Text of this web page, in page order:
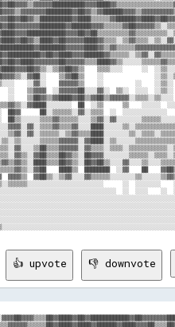
👍 upvote 👎 downvote
░░░░░░░░░░░░▒▒░░  ░░░░  
░░▓▓▓▓▓▓▒▒████▓▓▓▓██▒▒▒▒▒▒▓▓▓▓▓▓▒▒▓▓▓▓▓▓▒▒▓▓▒▒▒▒▒▒▓▓▓▓██▓▓▓▓░░▒▒░░░░░░▒▒▒▒▓▓██▒▒██▓▓▓▓▓▓▓▓▓▓▒▒▓▓▓▓▒▒▓▓██░░░░  ░░░░░░░░░░░░░░░░  ░░░░▒▒
▒▒▓▓▓▓▓▓▓▓████▓▓██▓▓▓▓▓▓▓▓▓▓▓▓▓▓▒▒▒▒▓▓▓▓▓▓▓▓▒▒▒▒▓▓▓▓▓▓██▓▓▓▓░░▒▒▒▒░░░░░░▒▒▓▓██▒▒██▓▓▓▓▓▓▓▓▓▓▒▒▓▓▓▓▓▓▓▓██▒▒░░  ░░░░░░░░░░░░▒▒░░░░░░░░▒▒
▒▒▓▓▓▓▒▒████▓▓██▓▓▓▓▓▓▓▓▓▓▓▓██░░▓▓▓▓▒▒▒▒▓▓▒▒▓▓▒▒▓▓▒▒▓▓▓▓▒▒▓▓▒▒░░▒▒▒▒░░░░▒▒▓▓▓▓▓▓▓▓▒▒▓▓▓▓▒▒▓▓██▒▒▓▓▒▒▒▒▓▓▓▓░░  ▒▒    ░░░░░░░░░░░░░░░░  
▒▒▓▓▓▓▒▒▓▓██▓▓▓▓██▓▓██▒▒▓▓██▓▓▒▒▓▓▓▓▒▒▒▒▒▒▓▓▓▓▒▒▓▓▓▓▒▒▓▓▒▒▒▒░░░░▒▒░░▒▒▒▒░░▓▓▓▓▓▓▓▓▓▓▒▒▓▓▓▓▓▓▒▒▒▒▓▓▓▓▓▓▓▓▓▓▒▒▒▒░░    ░░░░░░░░░░░░▒▒░░▒▒
▒▒▓▓▓▓▒▒▓▓██▓▓████▓▓▓▓▓▓▓▓██▓▓▒▒▓▓▓▓▒▒▓▓▒▒▓▓▓▓▓▓▓▓▓▓▓▓▒▒▒▒░░░░░░░░░░░░▒▒░░▓▓▓▓▓▓▓▓▓▓▒▒▓▓▒▒▒▒▒▒▒▒▓▓▓▓▓▓▒▒▓▓▒▒▒▒░░  ░░░░░░░░      ▒▒░░▒▒
▒▒██▓▓██████▓▓██▓▓▒▒▓▓▓▓▓▓██▓▓▓▓██▓▓▓▓▒▒▓▓▓▓▒▒▓▓▒▒▓▓▓▓▒▒▒▒░░░░░░░░░░░░░░▒▒▒▒▓▓▓▓▒▒▒▒▓▓▓▓▓▓▓▓▓▓▓▓▓▓▓▓▒▒▒▒▓▓▓▓░░▒▒░░  ▒▒▒▒░░░░▒▒  ░░░░░░
▓▓▓▓▓▓██▓▓██▓▓▓▓██▓▓▓▓▓▓▓▓▓▓▓▓██▓▓▒▒▓▓▓▓▓▓▓▓▒▒██▓▓▓▓▓▓▒▒▒▒▒▒░░░░▒▒░░░░░░░░▒▒██▒▒▒▒▒▒▓▓▓▓▓▓▒▒▓▓▓▓▓▓▒▒▓▓▒▒▓▓▓▓▒▒░░░░  ░░░░░░░░░░  ░░░░░░
▓▓▓▓▓▓██▓▓██▓▓▓▓██▓▓▓▓▓▓▓▓▓▓████▒▒▓▓▓▓██▓▓▓▓▓▓██▓▓▓▓▒▒▓▓░░▒▒░░▒▒▒▒▒▒▓▓▒▒▒▒▓▓██▒▒▓▓▒▒▓▓▓▓▓▓▓▓▓▓▓▓▓▓▒▒▓▓▓▓▒▒▓▓▒▒░░▒▒  ░░▒▒░░░░░░  ░░░░▒▒
████▓▓▓▓██▓▓▓▓▓▓▓▓▓▓████▓▓████▓▓▒▒██████▓▓▓▓▓▓▓▓▓▓▓▓▒▒▒▒▒▒▒▒▓▓▓▓▓▓▓▓▓▓▒▒▓▓▓▓██▓▓▓▓▓▓▓▓▓▓▓▓▓▓▓▓▓▓▓▓▓▓▒▒▒▒▓▓▒▒▓▓░░░░░░░░░░░░░░░░░░░░░░░░
██▓▓██▓▓▓▓██▓▓▓▓▓▓██▓▓██▓▓████▒▒▓▓██████▓▓▓▓██▓▓██▒▒▓▓▒▒▓▓▓▓▓▓██▒▒▒▒░░▒▒░░▒▒██▓▓▓▓▓▓▓▓▓▓▓▓▓▓▒▒▓▓▓▓▒▒▒▒▒▒▒▒▓▓▓▓░░░░  ░░░░  ░░░░░░▒▒░░░░
▓▓▓▓▓▓▓▓▓▓██▓▓▓▓▓▓▓▓██▓▓▓▓▓▓▓▓▒▒██▓▓██▓▓▓▓██▓▓▓▓██▒▒▒▒▒▒▒▒▓▓▒▒▒▒▒▒▒▒▒▒▒▒▒▒▒▒▓▓▓▓▓▓██▓▓▓▓▓▓▓▓▒▒▓▓▓▓▒▒▓▓▓▓▒▒▓▓▓▓░░░░  ░░░░  ░░░░░░▒▒░░  
▓▓██▓▓██▓▓████▓▓▓▓▓▓██▓▓▓▓██▓▓▓▓██████▓▓▓▓██▓▓██▓▓▓▓▒▒▒▒▒▒▒▒▒▒▓▓▓▓▓▓▓▓▓▓▓▓▓▓██▓▓▓▓██▓▓▓▓▓▓▓▓▒▒▓▓▓▓▒▒▓▓▒▒▒▒▓▓▓▓▒▒░░░░░░░░░░▒▒░░░░░░░░░░
▓▓▓▓▓▓████▓▓██▓▓▓▓▓▓▓▓██████▓▓▓▓████▓▓▓▓▓▓▓▓████▒▒▒▒▒▒▒▒▒▒▓▓▓▓██████████▓▓████▓▓▓▓▓▓▓▓▓▓▒▒▓▓▓▓▓▓▓▓▓▓▒▒▓▓▒▒▓▓▓▓▒▒░░  ░░░░  ▒▒░░░░░░░░  
▓▓▓▓████▓▓▓▓██▓▓▓▓██▓▓██▓▓██▓▓████▓▓██▓▓▓▓▒▒██▓▓▒▒▒▒░░▒▒▒▒▓▓▓▓▓▓▓▓▓▓██▒▒▓▓██▓▓▓▓▓▓▓▓▓▓▓▓▓▓▓▓▓▓▓▓▓▓▓▓▒▒▓▓░░▓▓▓▓▒▒░░  ░░░░░░░░░░░░▒▒░░▒▒
▓▓▓▓██▓▓▓▓██████▓▓▓▓██████▓▓▓▓████▓▓██▓▓▓▓████▒▒▒▒░░▒▒▒▒▒▒▓▓▒▒▒▒▓▓▓▓▓▓▓▓▓▓▓▓▓▓▓▓▒▒▓▓▓▓▓▓▓▓▓▓▓▓▓▓▓▓▓▓▓▓▓▓▓▓▓▓▓▓▓▓  ░░░░▒▒░░░░░░░░░░▒▒▒▒
▓▓▓▓▓▓██▓▓████▓▓▓▓▓▓████▓▓██▓▓██████▓▓██▓▓▓▓██▒▒░░░░▒▒▒▒░░▒▒▒▒▒▒▓▓▓▓▓▓▒▒▒▒▒▒▒▒▒▒▒▒▒▒▓▓▓▓▓▓▓▓▒▒▓▓▓▓▒▒▒▒▓▓▒▒▒▒▓▓▒▒░░░░▒▒░░  ▒▒░░  ░░░░  
▓▓▓▓▓▓██▓▓████▓▓▓▓▓▓██▓▓████▓▓██████▓▓████▓▓▓▓░░░░░░▒▒░░░░▒▒░░▒▒▒▒▒▒▒▒░░░░▒▒▒▒░░▒▒▒▒▒▒▓▓▓▓▓▓▒▒▓▓▓▓▒▒▓▓▓▓▒▒▒▒▓▓▓▓▒▒░░░░░░░░▒▒░░  ░░░░░░
▓▓▓▓████▓▓████▓▓██▓▓▓▓▓▓████▓▓██████████▓▓▓▓▓▓▒▒░░░░░░░░░░▒▒░░▒▒▒▒░░▒▒░░░░▒▒▒▒░░░░▒▒▒▒▓▓████▓▓▓▓▓▓▒▒▓▓▓▓▒▒▓▓▒▒▓▓▒▒░░░░░░░░░░░░  ░░░░░░
▓▓██████▓▓████▓▓▓▓▓▓████▓▓██▓▓▒▒▓▓▓▓▒▒▓▓▓▓▓▓▒▒▒▒░░░░▒▒▒▒░░░░░░░░░░░░░░░░▒▒▒▒░░▒▒░░░░▒▒▒▒▓▓▓▓▓▓▒▒▓▓▓▓▓▓▒▒▓▓▒▒▒▒▓▓▒▒  ░░░░  ░░░░░░░░▒▒░░
▓▓▓▓████▓▓████▓▓▓▓▓▓██▓▓▓▓██▓▓▓▓▓▓▒▒▒▒▓▓▒▒▒▒▒▒▒▒░░░░░░▒▒░░▒▒░░░░░░░░░░░░░░▒▒░░░░░░▒▒▒▒▒▒▓▓▓▓▓▓▒▒▓▓▒▒▓▓▒▒▒▒▒▒▒▒▒▒▒▒  ░░░░  ░░░░░░░░░░░░
▓▓▓▓████▓▓████████▓▓██▓▓▒▒▓▓▒▒▒▒▓▓▒▒░░▒▒▒▒▒▒▒▒▒▒░░░░░░░░░░▒▒░░░░░░░░░░▒▒░░▒▒░░░░▒▒▒▒▒▒░░▒▒▓▓▓▓▓▓▓▓▒▒▓▓▒▒▒▒▒▒▒▒▒▒▒▒  ░░░░      ░░░░░░░░
▓▓██▓▓██████▓▓████▓▓▓▓▒▒▒▒▒▒▒▒▒▒▒▒▒▒░░▒▒▒▒▒▒▒▒▓▓░░░░▒▒▒▒░░▒▒▒▒░░▒▒▒▒▒▒░░░░░░░░░░░░░░▒▒░░▒▒▓▓▓▓▓▓▓▓▒▒▓▓▒▒▒▒░░▒▒▒▒░░  ░░░░░░░░░░  ▒▒▒▒░░
▓▓▓▓▓▓██▓▓▓▓▓▓██████▓▓▒▒░░▓▓▒▒▒▒▒▒░░▒▒░░▒▒▒▒▒▒▓▓▒▒░░▒▒▒▒░░▒▒▒▒░░▒▒░░▒▒░░░░░░░░░░░░▒▒▒▒░░░░▓▓▓▓▓▓▓▓▒▒▓▓▒▒▒▒▒▒░░░░▒▒░░░░░░░░▒▒░░░░░░░░░░
▒▒▓▓▓▓██▓▓▓▓██▓▓████▓▓▒▒▒▒▒▒▒▒▒▒▒▒░░▒▒▒▒▒▒▒▒▓▓▓▓▒▒░░▒▒▒▒▒▒▒▒▒▒░░▒▒░░▒▒░░░░▒▒░░░░░░▒▒▒▒░░░░▒▒▓▓▓▓▓▓▒▒▓▓▒▒░░░░░░░░░░▒▒░░░░░░░░░░░░░░░░░░
▒▒██████▓▓▓▓▓▓████████▒▒▒▒▒▒▒▒░░░░░░░░░░▒▒▒▒▓▓▓▓▒▒▒▒░░▒▒░░▒▒▒▒░░▒▒▒▒▒▒░░░░░░░░▒▒▒▒░░░░░░░░▒▒▓▓▒▒▓▓▒▒░░▒▒▒▒░░░░░░░░░░░░░░░░░░░░░░░░▒▒░░
▒▒██▓▓██████▓▓▓▓████▓▓▒▒▒▒▒▒▒▒░░▒▒░░░░░░░░▓▓▓▓▓▓▒▒░░░░▒▒░░▒▒▒▒░░▒▒▒▒▒▒▒▒░░▒▒░░░░▒▒░░▒▒░░░░▓▓▓▓▓▓▓▓▒▒░░▒▒░░░░░░  ▒▒░░░░░░  ░░░░░░░░░░  
▒▒██▓▓██▓▓████▓▓██████▒▒▒▒▒▒▒▒░░░░░░░░▒▒░░▓▓▓▓▒▒▒▒▒▒░░▒▒▒▒▒▒▒▒░░▒▒░░▒▒▒▒░░▒▒░░░░░░░░░░░░░░▒▒▒▒▒▒▒▒▒▒░░▒▒░░░░░░░░░░░░░░░░  ░░░░░░░░░░  
░░▓▓████▓▓████▓▓████▓▓▒▒▒▒▒▒▒▒░░░░░░░░▒▒░░▓▓▓▓▓▓▒▒▒▒▒▒▓▓▓▓▒▒▒▒░░░░░░▒▒▒▒░░▒▒░░░░░░░░▒▒▒▒░░▒▒▒▒▒▒▒▒▒▒░░▒▒▒▒▒▒  ░░░░░░░░░░░░░░░░░░░░░░░░